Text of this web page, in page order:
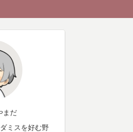
まだ
ミスを好む野